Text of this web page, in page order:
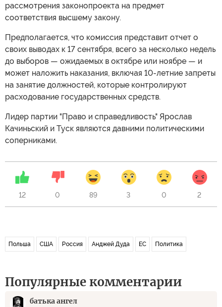
рассмотрения законопроекта на предмет
соответствия высшему закону.
Предполагается, что комиссия представит отчет о
своих выводах к 17 сентября, всего за несколько недель
до выборов — ожидаемых в октябре или ноябре — и
может наложить наказания, включая 10-летние запреты
на занятие должностей, которые контролируют
расходование государственных средств.
Лидер партии "Право и справедливость" Ярослав
Качиньский и Туск являются давними политическими
соперниками.
12 0 89 3 0 2
Польша США Россия Анджей Дуда ЕС Политика
Популярные комментарии
батька ангел